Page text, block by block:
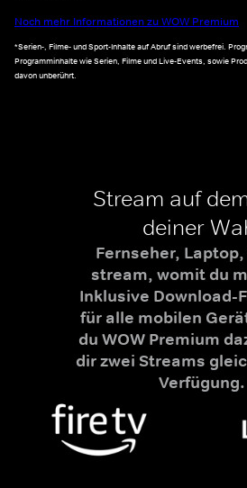
Noch mehr Informationen zu WOW Premium
*Serien-, Filme- und Sport-Inhalte auf Abruf sind werbefrei.
Programminhalte wie Serien, Filme und Live-Events, sowie
davon unberührt.
Stream auf
deiner
Fernseher,
stream, womit du
Inklusive Download-
für alle mobilen
du WOW Premium
dir zwei Streams
Verfügung.